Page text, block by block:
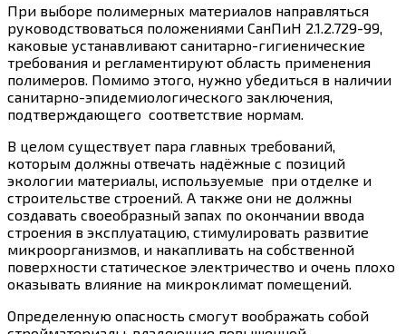
При выборе полимерных материалов направляться
руководствоваться положениями СанПиН 2.1.2.729-99,
каковые устанавливают санитарно-гигиенические
требования и регламентируют область применения
полимеров. Помимо этого, нужно убедиться в наличии
санитарно-эпидемиологического заключения,
подтверждающего соответствие нормам.
В целом существует пара главных требований,
которым должны отвечать надёжные с позиций
экологии материалы, используемые при отделке и
строительстве строений. А также они не должны
создавать своеобразный запах по окончании ввода
строения в эксплуатацию, стимулировать развитие
микроорганизмов, и накапливать на собственной
поверхности статическое электричество и очень плохо
оказывать влияние на микроклимат помещений.
Определенную опасность смогут воображать собой